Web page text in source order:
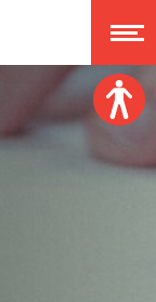
Veličina fonta: